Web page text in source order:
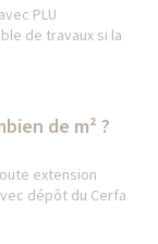
PLU
de travaux si la
de m² ?
extension
dépôt du Cerfa